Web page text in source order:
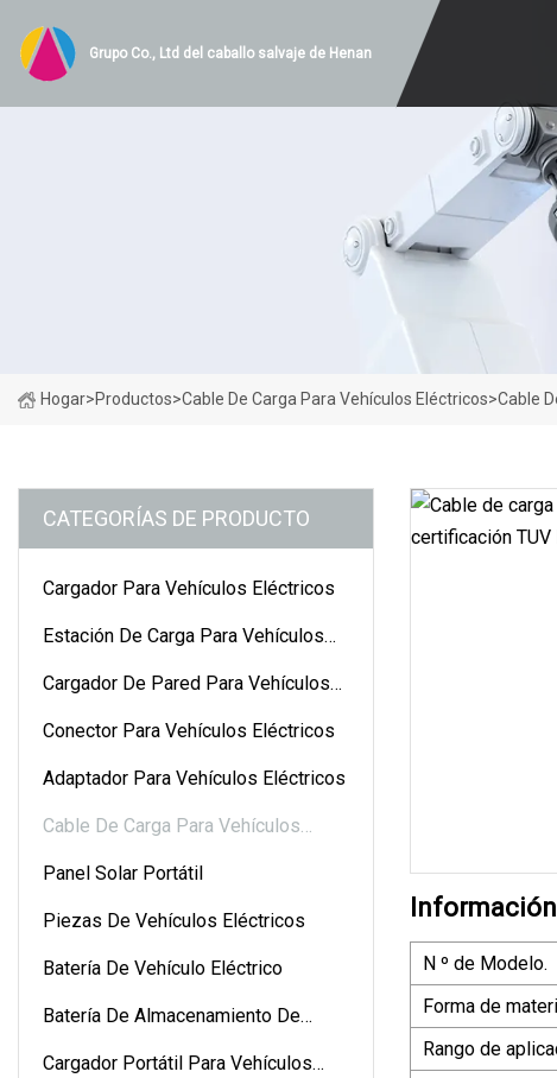
Grupo Co., Ltd del caballo salvaje de Henan
Hogar>Productos>Cable De Carga Para Vehículos Eléctricos>Cable
CATEGORÍAS DE PRODUCTO
Cargador Para Vehículos Eléctricos
Estación De Carga Para Vehículos
Cargador De Pared Para Vehículos
Conector Para Vehículos Eléctricos
Adaptador Para Vehículos Eléctricos
Cable De Carga Para Vehículos
Panel Solar Portátil
Piezas De Vehículos Eléctricos
Batería De Vehículo Eléctrico
Batería De Almacenamiento De
Cargador Portátil Para Vehículos
N º de Modelo.
Forma de
Rango de